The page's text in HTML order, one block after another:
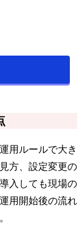
用ルールで大き
方、設定変更の
入しても現場の
用開始後の流れ